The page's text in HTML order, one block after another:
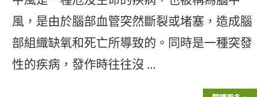
風，是由於腦部血管突然斷裂或堵塞，造成腦
部組織缺氧和死亡所導致的。同時是一種突發
性的疾病，發作時往往沒 …